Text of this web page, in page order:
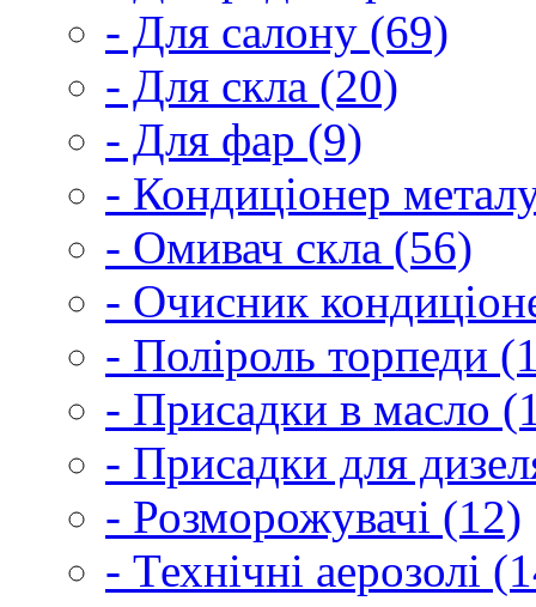
- Для салону (69)
- Для скла (20)
- Для фар (9)
- Кондиціонер
- Омивач скла (56)
- Очисник
- Поліроль торпеди
- Присадки в масло
- Присадки для
- Розморожувачі (12)
- Технічні аерозолі